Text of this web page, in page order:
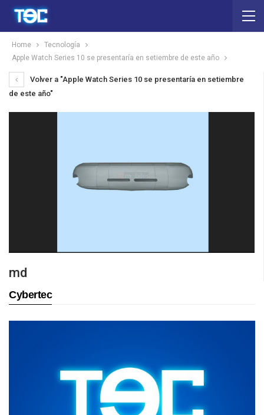
Home
Tecnología
Apple Watch Series 10 se presentaría en setiembre de este año
Volver a "Apple Watch Series 10 se presentaría en setiembre
de este año"
md
Cybertec